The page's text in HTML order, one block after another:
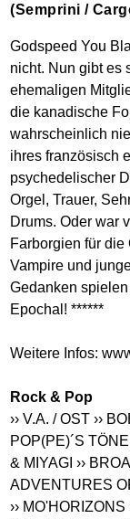
(Semprini /
Godspeed You
nicht. Nun gibt es
ehemaligen
die kanadische
wahrscheinlich
ihres französisch
psychedelischer
Orgel, Trauer,
Drums. Oder war
Farborgien für die
Vampire und
Gedanken
Epochal! ******
Weitere Infos:
Rock & Pop
›› V.A. / OST ››
POP(PE)´S
& MIYAGI ››
ADVENTURES
›› MO'HORIZONS